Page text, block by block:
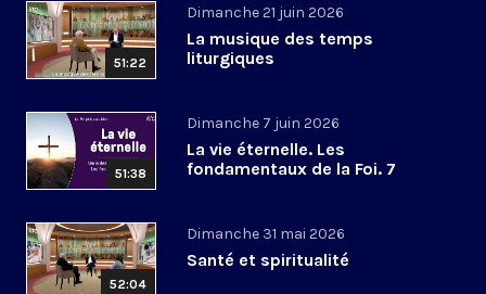
51:22
Dimanche 21 juin 2026
La musique des temps
liturgiques
51:38
Dimanche 7 juin 2026
La vie éternelle. Les
fondamentaux de la Foi. 7
52:04
Dimanche 31 mai 2026
Santé et spiritualité